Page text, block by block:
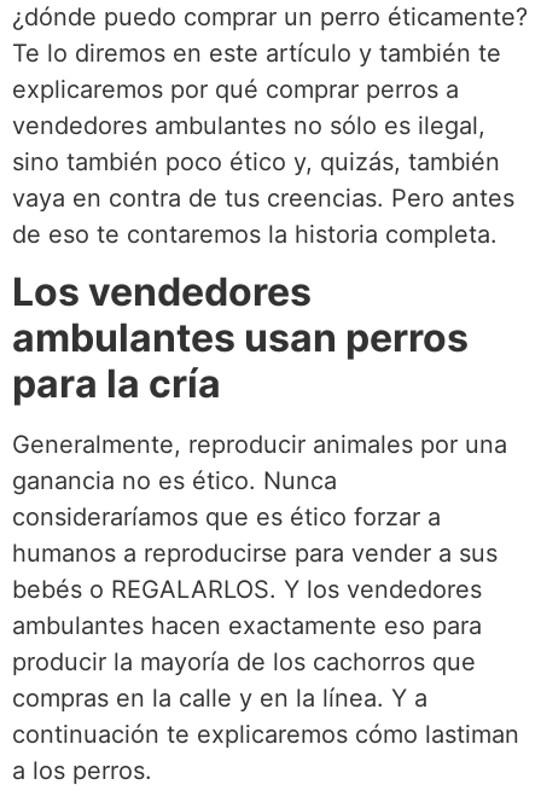
¿dónde puedo comprar un perro éticamente?
Te lo diremos en este artículo y también te
explicaremos por qué comprar perros a
vendedores ambulantes no sólo es ilegal,
sino también poco ético y, quizás, también
vaya en contra de tus creencias. Pero antes
de eso te contaremos la historia completa.
Los vendedores
ambulantes usan perros
para la cría
Generalmente, reproducir animales por una
ganancia no es ético. Nunca
consideraríamos que es ético forzar a
humanos a reproducirse para vender a sus
bebés o REGALARLOS. Y los vendedores
ambulantes hacen exactamente eso para
producir la mayoría de los cachorros que
compras en la calle y en la línea. Y a
continuación te explicaremos cómo lastiman
a los perros.